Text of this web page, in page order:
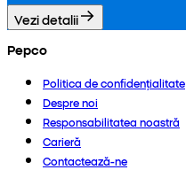
Vezi detalii
Pepco
Politica de confidențialitate
Despre noi
Responsabilitatea noastră
Carieră
Contactează-ne